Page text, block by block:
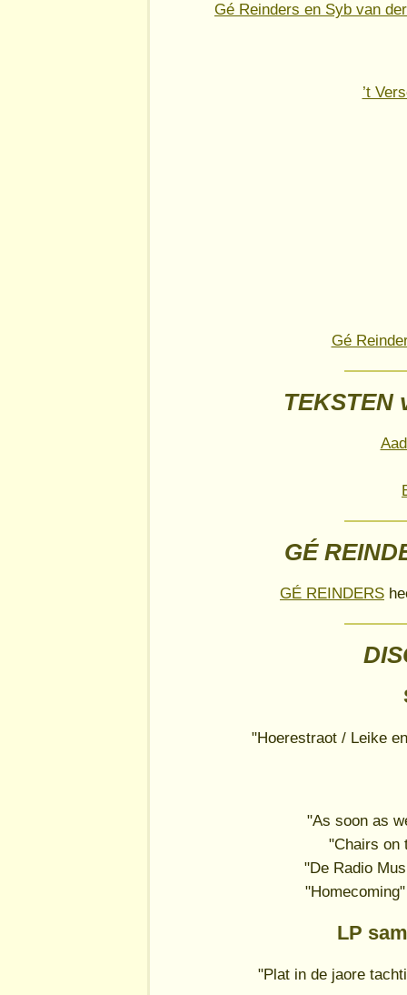
Gé Reinders en Syb van
’t
Gé
TEKSTEN
GÉ
GÉ REINDERS
"Hoerestraot / Leike
"As soon as
"Chairs on
"De Radio
LP
"Plat in de jaore